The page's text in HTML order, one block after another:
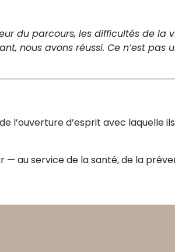
du parcours, les difficultés de la
nous avons réussi. Ce n’est pas
l’ouverture d’esprit avec laquelle
— au service de la santé, de la